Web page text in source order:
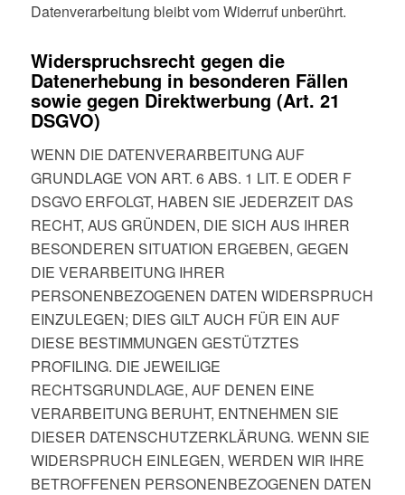
Datenverarbeitung bleibt vom Widerruf unberührt.
Widerspruchsrecht gegen die
Datenerhebung in besonderen Fällen
sowie gegen Direktwerbung (Art. 21
DSGVO)
WENN DIE DATENVERARBEITUNG AUF
GRUNDLAGE VON ART. 6 ABS. 1 LIT. E ODER F
DSGVO ERFOLGT, HABEN SIE JEDERZEIT DAS
RECHT, AUS GRÜNDEN, DIE SICH AUS IHRER
BESONDEREN SITUATION ERGEBEN, GEGEN
DIE VERARBEITUNG IHRER
PERSONENBEZOGENEN DATEN WIDERSPRUCH
EINZULEGEN; DIES GILT AUCH FÜR EIN AUF
DIESE BESTIMMUNGEN GESTÜTZTES
PROFILING. DIE JEWEILIGE
RECHTSGRUNDLAGE, AUF DENEN EINE
VERARBEITUNG BERUHT, ENTNEHMEN SIE
DIESER DATENSCHUTZERKLÄRUNG. WENN SIE
WIDERSPRUCH EINLEGEN, WERDEN WIR IHRE
BETROFFENEN PERSONENBEZOGENEN DATEN